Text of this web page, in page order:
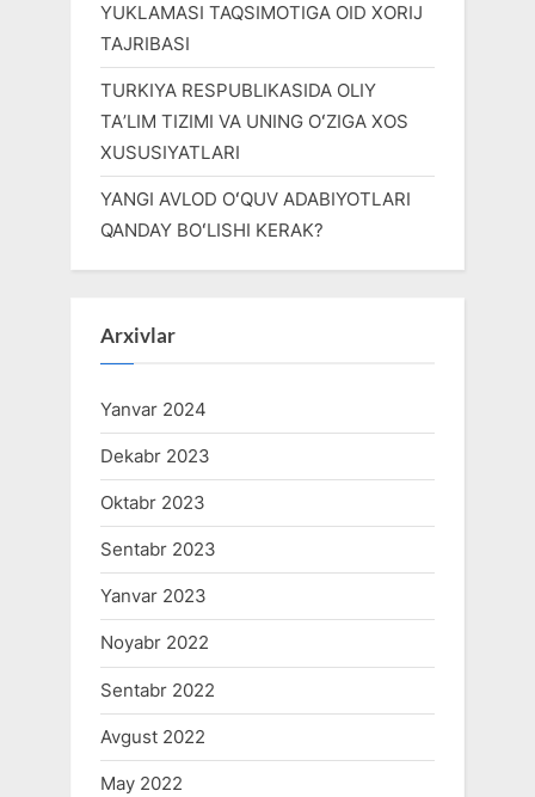
YUKLAMASI TAQSIMOTIGA OID XORIJ
TAJRIBASI
TURKIYA RESPUBLIKASIDA OLIY
TAʼLIM TIZIMI VA UNING OʻZIGA XOS
XUSUSIYATLARI
YANGI AVLOD OʻQUV ADABIYOTLARI
QANDAY BOʻLISHI KERAK?
Arxivlar
Yanvar 2024
Dekabr 2023
Oktabr 2023
Sentabr 2023
Yanvar 2023
Noyabr 2022
Sentabr 2022
Avgust 2022
May 2022